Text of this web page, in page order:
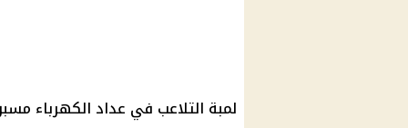
لمبة التلاعب في عداد الكهرباء